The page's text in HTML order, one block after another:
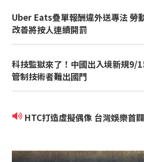
Uber Eats疊單報酬違外送專法 勞
改善將按人連續開罰
科技監獄來了！中國出入境新規9/
管制技術者難出國門
HTC打造虛擬偶像 台灣娛樂首